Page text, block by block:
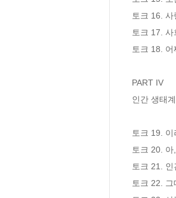
토크 16.
토크 17.
토크 18.
PART IV
인간 생태
토크 19.
토크 20.
토크 21.
토크 22.